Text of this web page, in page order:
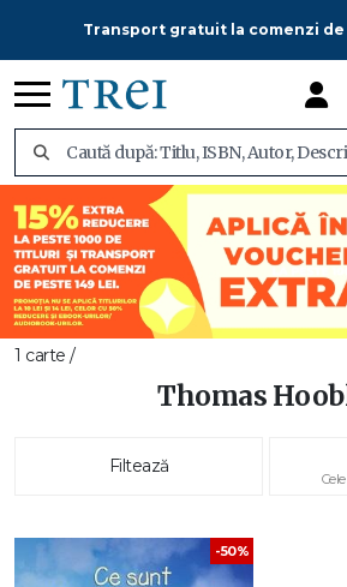
Transport gratuit la comenzi de
1 carte /
Thomas
Filtează
-50%